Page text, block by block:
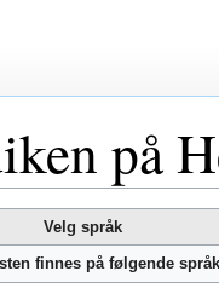
på
Velg språk
finnes på følgende